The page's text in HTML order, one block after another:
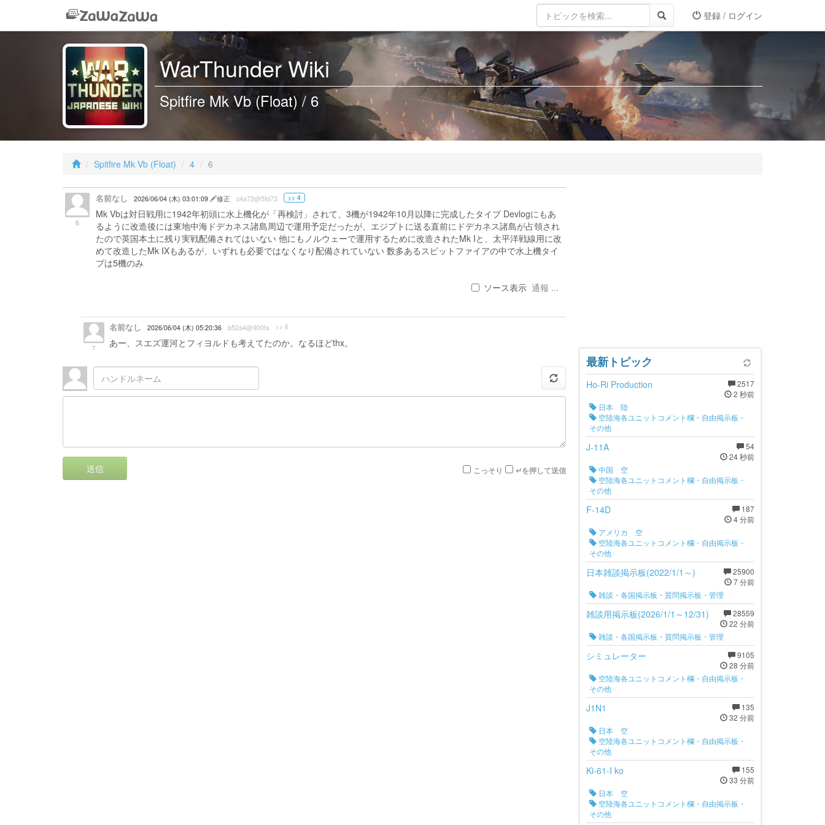
登録 / ログイン
WarThunder Wiki
Spitfire Mk Vb (Float) / 6
Spitfire Mk Vb (Float) 4 6
6
名前なし 2026/06/04 (木) 03:01:09 修正 c4a72@5fd73 >> 4
Mk Vbは対日戦用に1942年初頭に水上機化が「再検討」されて、3機が1942年10月以降に完成したタイプ Devlogにもあ
るように改造後には東地中海ドデカネス諸島周辺で運用予定だったが、エジプトに送る直前にドデカネス諸島が占領され
たので英国本土に残り実戦配備されてはいない 他にもノルウェーで運用するために改造されたMk Iと、太平洋戦線用に改
めて改造したMk IXもあるが、いずれも必要ではなくなり配備されていない 数多あるスピットファイアの中で水上機タイ
プは5機のみ
ソース表示 通報 ...
7
名前なし 2026/06/04 (木) 05:20:36 b52a4@900fa >> 6
あー、スエズ運河とフィヨルドも考えてたのか。なるほどthx。
送信 こっそり ↵を押して送信
最新トピック
2517
2 秒前
Ho-Ri Production
日本 陸
空陸海各ユニットコメント欄・自由掲示板・
その他
54
24 秒前
J-11A
中国 空
空陸海各ユニットコメント欄・自由掲示板・
その他
187
4 分前
F-14D
アメリカ 空
空陸海各ユニットコメント欄・自由掲示板・
その他
25900
7 分前
日本雑談掲示板(2022/1/1～)
雑談・各国掲示板・質問掲示板・管理
28559
22 分前
雑談用掲示板(2026/1/1～12/31)
雑談・各国掲示板・質問掲示板・管理
9105
28 分前
シミュレーター
空陸海各ユニットコメント欄・自由掲示板・
その他
135
32 分前
J1N1
日本 空
空陸海各ユニットコメント欄・自由掲示板・
その他
155
33 分前
Ki-61-I ko
日本 空
空陸海各ユニットコメント欄・自由掲示板・
その他